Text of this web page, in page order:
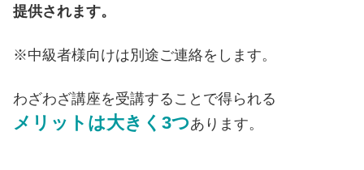
提供されます。
※中級者様向けは別途ご連絡をします。
わざわざ講座を受講することで得られる
メリットは大きく3つあります。